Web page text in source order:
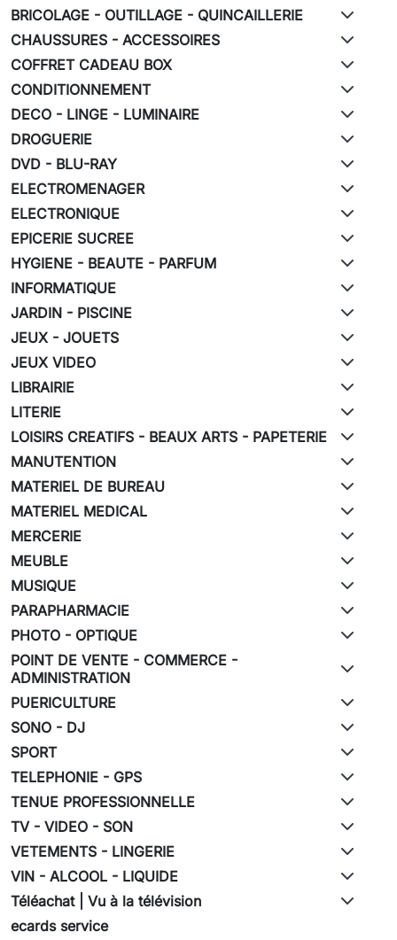
BRICOLAGE - OUTILLAGE - QUINCAILLERIE
CHAUSSURES - ACCESSOIRES
COFFRET CADEAU BOX
CONDITIONNEMENT
DECO - LINGE - LUMINAIRE
DROGUERIE
DVD - BLU-RAY
ELECTROMENAGER
ELECTRONIQUE
EPICERIE SUCREE
HYGIENE - BEAUTE - PARFUM
INFORMATIQUE
JARDIN - PISCINE
JEUX - JOUETS
JEUX VIDEO
LIBRAIRIE
LITERIE
LOISIRS CREATIFS - BEAUX ARTS - PAPETERIE
MANUTENTION
MATERIEL DE BUREAU
MATERIEL MEDICAL
MERCERIE
MEUBLE
MUSIQUE
PARAPHARMACIE
PHOTO - OPTIQUE
POINT DE VENTE - COMMERCE -
ADMINISTRATION
PUERICULTURE
SONO - DJ
SPORT
TELEPHONIE - GPS
TENUE PROFESSIONNELLE
TV - VIDEO - SON
VETEMENTS - LINGERIE
VIN - ALCOOL - LIQUIDE
Téléachat | Vu à la télévision
ecards service